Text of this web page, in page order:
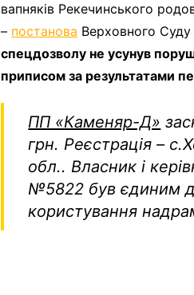
вапняків Рекечинського
– постанова Верховного Суду
спецдозволу не усунув
приписом за результатами
ПП «Каменяр-Д»
грн. Реєстрація –
обл.. Власник і
№5822 був єдиним
користування